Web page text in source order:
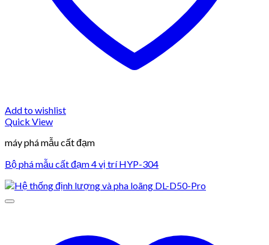
Add to wishlist
Quick View
máy phá mẫu cất đạm
Bộ phá mẫu cất đạm 4 vị trí HYP-304